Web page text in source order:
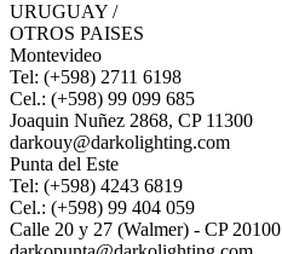
URUGUAY /
OTROS PAISES
Montevideo
Tel: (+598) 2711 6198
Cel.: (+598) 99 099 685
Joaquin Nuñez 2868, CP 11300
darkouy@darkolighting.com
Punta del Este
Tel: (+598) 4243 6819
Cel.: (+598) 99 404 059
Calle 20 y 27 (Walmer) - CP 20100